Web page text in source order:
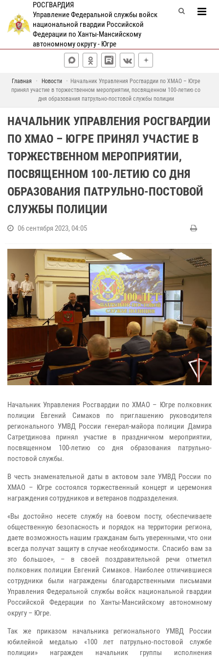
РОСГВАРДИЯ
Управление Федеральной службы войск
национальной гвардии Российской
Федерации по Ханты-Мансийскому
автономному округу - Югре
Главная Новости
Начальник Управления Росгвардии по ХМАО – Югре
принял участие в торжественном мероприятии, посвященном 100-летию со
дня образования патрульно-постовой службы полиции
НАЧАЛЬНИК УПРАВЛЕНИЯ РОСГВАРДИИ
ПО ХМАО – ЮГРЕ ПРИНЯЛ УЧАСТИЕ В
ТОРЖЕСТВЕННОМ МЕРОПРИЯТИИ,
ПОСВЯЩЕННОМ 100-ЛЕТИЮ СО ДНЯ
ОБРАЗОВАНИЯ ПАТРУЛЬНО-ПОСТОВОЙ
СЛУЖБЫ ПОЛИЦИИ
06 сентября 2023, 04:05
Начальник Управления Росгвардии по ХМАО – Югре полковник
полиции Евгений Симаков по приглашению руководителя
регионального УМВД России генерал-майора полиции Дамира
Сатретдинова принял участие в праздничном мероприятии,
посвященном 100-летию со дня образования патрульно-
постовой службы.
В честь знаменательной даты в актовом зале УМВД России по
ХМАО – Югре состоялся торжественный концерт и церемония
награждения сотрудников и ветеранов подразделения.
«Вы достойно несете службу на боевом посту, обеспечиваете
общественную безопасность и порядок на территории региона,
даете возможность нашим гражданам быть уверенными, что они
всегда получат защиту в случае необходимости. Спасибо вам за
это большое», – в своей поздравительной речи отметил
полковник полиции Евгений Симаков. Наиболее отличившиеся
сотрудники были награждены благодарственными письмами
Управления Федеральной службы войск национальной гвардии
Российской Федерации по Ханты-Мансийскому автономному
округу – Югре.
Так же приказом начальника регионального УМВД России
юбилейной медалью «100 лет патрульно-постовой службе
полиции» награжден начальник группы исполнения